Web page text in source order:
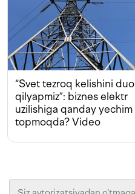
“Svet tezroq kelishini duo
qilyapmiz”: biznes elektr
uzilishiga qanday yechim
topmoqda? Video